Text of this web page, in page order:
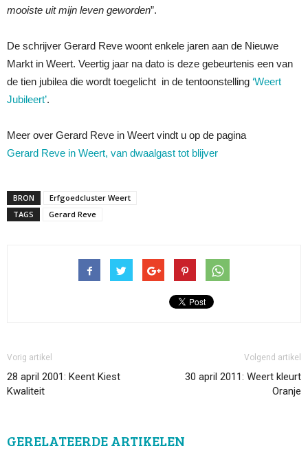
mooiste uit mijn leven geworden”.
De schrijver Gerard Reve woont enkele jaren aan de Nieuwe
Markt in Weert. Veertig jaar na dato is deze gebeurtenis een van
de tien jubilea die wordt toegelicht in de tentoonstelling ‘Weert
Jubileert’.
Meer over Gerard Reve in Weert vindt u op de pagina
Gerard Reve in Weert, van dwaalgast tot blijver
BRON
Erfgoedcluster Weert
TAGS
Gerard Reve
Vorig artikel
28 april 2001: Keent Kiest
Kwaliteit
Volgend artikel
30 april 2011: Weert kleurt
Oranje
GERELATEERDE ARTIKELEN